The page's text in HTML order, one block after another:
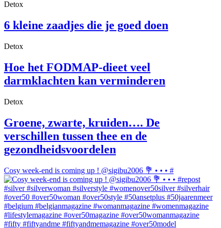
Detox
6 kleine zaadjes die je goed doen
Detox
Hoe het FODMAP-dieet veel
darmklachten kan verminderen
Detox
Groene, zwarte, kruiden…. De
verschillen tussen thee en de
gezondheidsvoordelen
Cosy week-end is coming up ! @sigibu2006 💐 • • • #